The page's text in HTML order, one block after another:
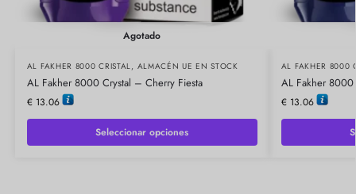
Agotado
AL FAKHER 8000 CRISTAL, ALMACÉN UE EN STOCK
AL Fakher 8000 Crystal – Cherry Fiesta
€13.06
Seleccionar opciones
AL FAKHER 8000
AL Fakher
€13.06